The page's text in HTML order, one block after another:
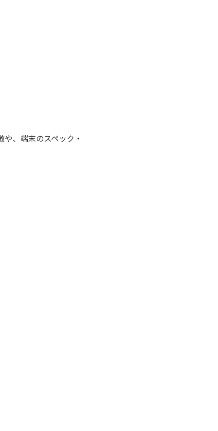
、端末のスペック・